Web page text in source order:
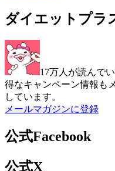
ダイエットプラ
17万人が読んで
得なキャンペーン情報も
しています。
メールマガジンに登録
公式Facebook
公式X